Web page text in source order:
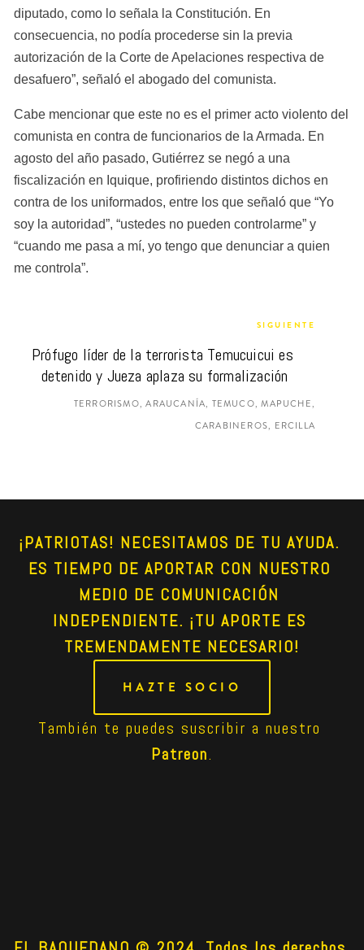
diputado, como lo señala la Constitución. En
consecuencia, no podía procederse sin la previa
autorización de la Corte de Apelaciones respectiva de
desafuero”, señaló el abogado del comunista.
Cabe mencionar que este no es el primer acto violento del
comunista en contra de funcionarios de la Armada. En
agosto del año pasado, Gutiérrez se negó a una
fiscalización en Iquique, profiriendo distintos dichos en
contra de los uniformados, entre los que señaló que “Yo
soy la autoridad”, “ustedes no pueden controlarme” y
“cuando me pasa a mí, yo tengo que denunciar a quien
me controla”.
SIGUIENTE
Prófugo líder de la terrorista Temucuicui es
detenido y Jueza aplaza su formalización
TERRORISMO, ARAUCANÍA, TEMUCO, MAPUCHE,
CARABINEROS, ERCILLA
¡PATRIOTAS! NECESITAMOS DE TU AYUDA.
ES TIEMPO DE APORTAR CON NUESTRO
MEDIO DE COMUNICACIÓN
INDEPENDIENTE. ¡TU APORTE ES
TREMENDAMENTE NECESARIO!
HAZTE SOCIO
Patreon.